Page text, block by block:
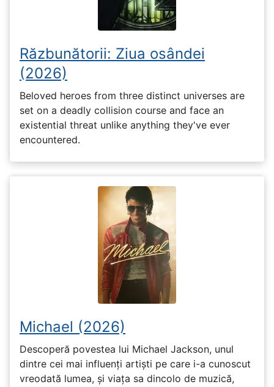
Răzbunătorii: Ziua osândei
(2026)
Beloved heroes from three distinct universes are
set on a deadly collision course and face an
existential threat unlike anything they've ever
encountered.
Michael (2026)
Descoperă povestea lui Michael Jackson, unul
dintre cei mai influenți artiști pe care i-a cunoscut
vreodată lumea, și viața sa dincolo de muzică,